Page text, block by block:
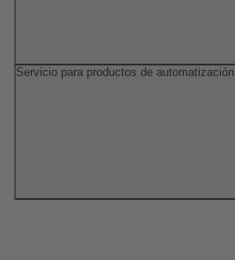
Servicio para productos de automatización